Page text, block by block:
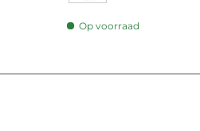
Mint
Op voorraad